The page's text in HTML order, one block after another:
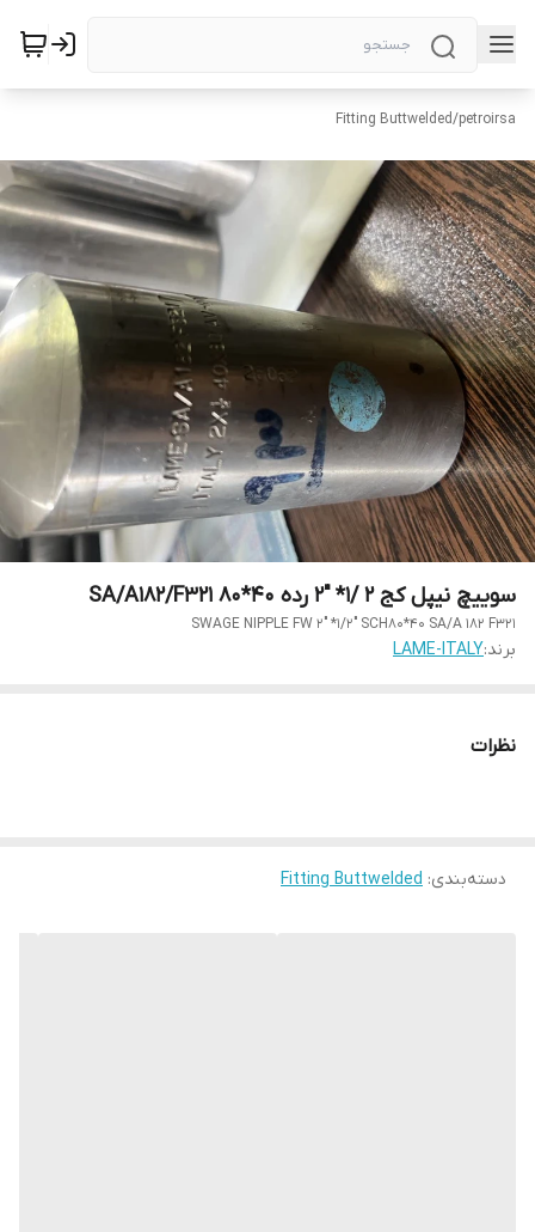
petroirsa
/
Fitting Buttwelded
سوییچ نیپل کج 2 /1* "2 رده 40*80 SA/A182/F321
SWAGE NIPPLE FW 2" *1/2" SCH80*40 SA/A 182 F321
برند:LAME-ITALY
نظرات
دسته‌بندی:
Fitting Buttwelded